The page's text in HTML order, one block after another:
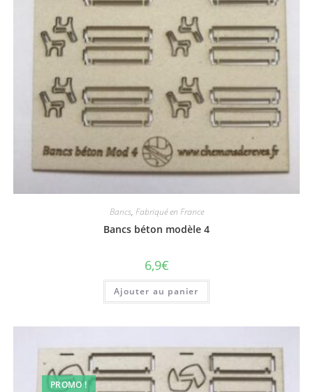
Bancs, Fabriqué en France
Bancs béton modèle 4
6,9€
Ajouter au panier
PROMO !